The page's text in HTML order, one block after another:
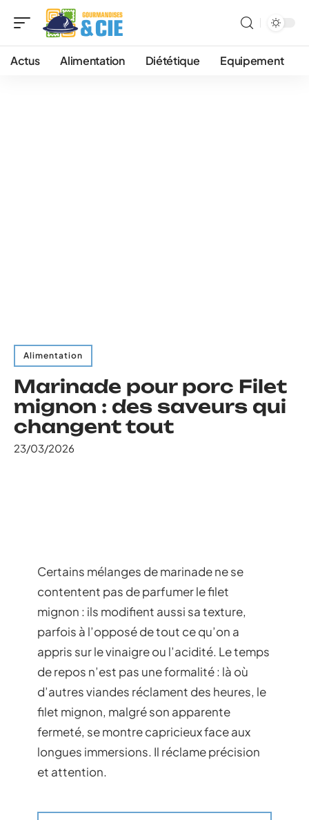
Actus Alimentation Diététique Equipement
Alimentation
Marinade pour porc Filet
mignon : des saveurs qui
changent tout
23/03/2026
Certains mélanges de marinade ne se
contentent pas de parfumer le filet
mignon : ils modifient aussi sa texture,
parfois à l’opposé de tout ce qu’on a
appris sur le vinaigre ou l’acidité. Le temps
de repos n’est pas une formalité : là où
d’autres viandes réclament des heures, le
filet mignon, malgré son apparente
fermeté, se montre capricieux face aux
longues immersions. Il réclame précision
et attention.